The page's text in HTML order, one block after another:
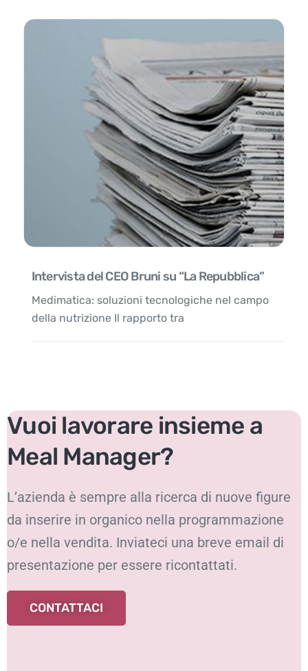
Intervista del CEO Bruni su “La Repubblica”
Medimatica: soluzioni tecnologiche nel campo
della nutrizione Il rapporto tra
Vuoi lavorare insieme a
Meal Manager?
L’azienda è sempre alla ricerca di nuove figure
da inserire in organico nella programmazione
o/e nella vendita. Inviateci una breve email di
presentazione per essere ricontattati.
CONTATTACI